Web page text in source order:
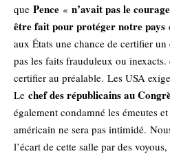
que Pence « n’avait pas le
être fait pour protéger notre pays
aux États une chance de certifier
pas les faits frauduleux ou inexacts.
certifier au préalable. Les USA
Le chef des républicains au
également condamné les émeutes
américain ne sera pas intimidé.
l’écart de cette salle par des